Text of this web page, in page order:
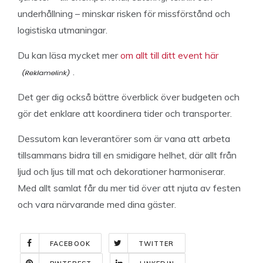
underhållning – minskar risken för missförstånd och
logistiska utmaningar.
Du kan läsa mycket merom allt till ditt event här
.
Det ger dig också bättre överblick över budgeten och
gör det enklare att koordinera tider och transporter.
Dessutom kan leverantörer som är vana att arbeta
tillsammans bidra till en smidigare helhet, där allt från
ljud och ljus till mat och dekorationer harmoniserar.
Med allt samlat får du mer tid över att njuta av festen
och vara närvarande med dina gäster.
FACEBOOK TWITTER